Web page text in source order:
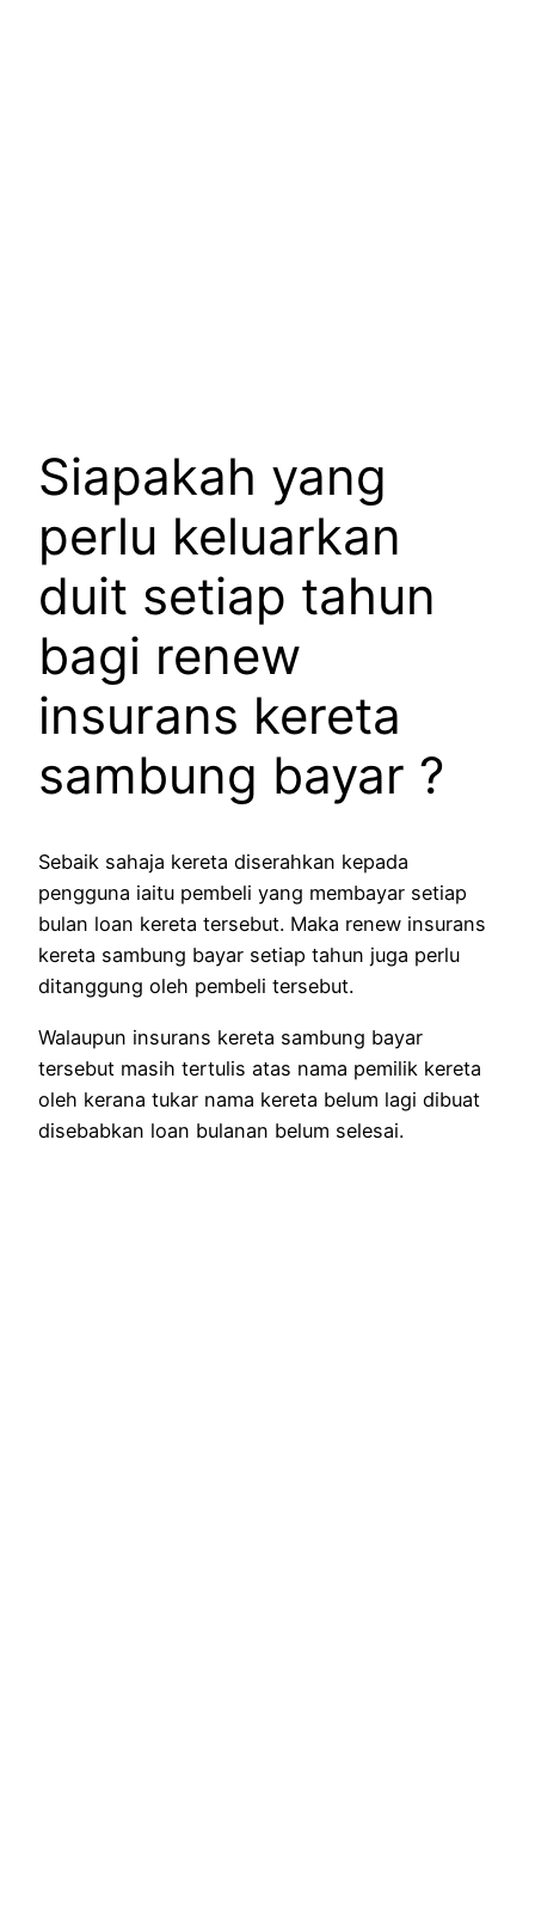
Siapakah yang
perlu keluarkan
duit setiap tahun
bagi renew
insurans kereta
sambung bayar ?
Sebaik sahaja kereta diserahkan kepada
pengguna iaitu pembeli yang membayar setiap
bulan loan kereta tersebut. Maka renew insurans
kereta sambung bayar setiap tahun juga perlu
ditanggung oleh pembeli tersebut.
Walaupun insurans kereta sambung bayar
tersebut masih tertulis atas nama pemilik kereta
oleh kerana tukar nama kereta belum lagi dibuat
disebabkan loan bulanan belum selesai.